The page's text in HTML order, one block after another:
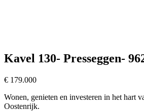
Kavel 130- Presseggen-
€ 179.000
Wonen, genieten en investeren in het hart
Oostenrijk.